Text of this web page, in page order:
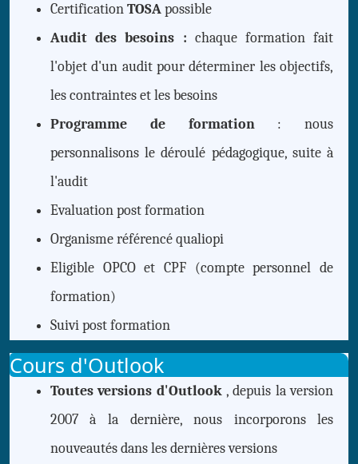
CertificationTOSApossible
Audit des besoins : chaque formation fait
l'objet d'un audit pour déterminer les objectifs,
les contraintes et les besoins
Programme de formation: nous
personnalisons le déroulé pédagogique, suite à
l'audit
Evaluation post formation
Organisme référencé qualiopi
Eligible OPCO et CPF (compte personnel de
formation)
Suivipost formation
Cours d'Outlook
Toutes versions d'Outlook , depuis la version
2007 à la dernière, nous incorporons les
nouveautés dans les dernières versions